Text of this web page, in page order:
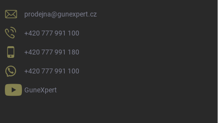
prodejna@gunexpert.cz
+420 777 991 100
+420 777 991 180
+420 777 991 100
GuneXpert